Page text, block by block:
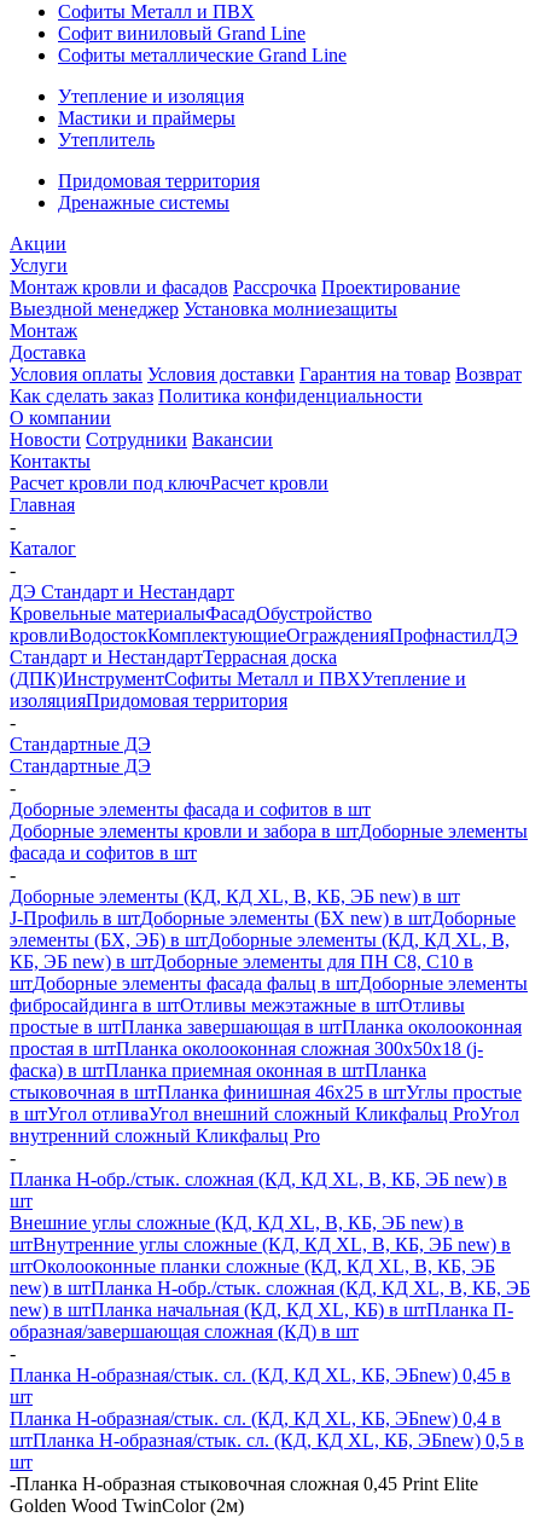
Софиты Металл и ПВХ
Софит виниловый Grand Line
Софиты металлические Grand Line
Утепление и изоляция
Мастики и праймеры
Утеплитель
Придомовая территория
Дренажные системы
Акции
Услуги
Монтаж кровли и фасадов Рассрочка Проектирование
Выездной менеджер Установка молниезащиты
Монтаж
Доставка
Условия оплаты Условия доставки Гарантия на товар Возврат
Как сделать заказ Политика конфиденциальности
О компании
Новости Сотрудники Вакансии
Контакты
Расчет кровли под ключРасчет кровли
Главная
-
Каталог
-
ДЭ Стандарт и Нестандарт
Кровельные материалыФасадОбустройство
кровлиВодостокКомплектующиеОгражденияПрофнастилДЭ
Стандарт и НестандартТеррасная доска
(ДПК)ИнструментСофиты Металл и ПВХУтепление и
изоляцияПридомовая территория
-
Стандартные ДЭ
Стандартные ДЭ
-
Доборные элементы фасада и софитов в шт
Доборные элементы кровли и забора в штДоборные элементы
фасада и софитов в шт
-
Доборные элементы (КД, КД XL, В, КБ, ЭБ new) в шт
J-Профиль в штДоборные элементы (БХ new) в штДоборные
элементы (БХ, ЭБ) в штДоборные элементы (КД, КД XL, В,
КБ, ЭБ new) в штДоборные элементы для ПН С8, С10 в
штДоборные элементы фасада фальц в штДоборные элементы
фибросайдинга в штОтливы межэтажные в штОтливы
простые в штПланка завершающая в штПланка околооконная
простая в штПланка околооконная сложная 300х50х18 (j-
фаска) в штПланка приемная оконная в штПланка
стыковочная в штПланка финишная 46х25 в штУглы простые
в штУгол отливаУгол внешний сложный Кликфальц ProУгол
внутренний сложный Кликфальц Pro
-
Планка H-обр./стык. сложная (КД, КД XL, В, КБ, ЭБ new) в
шт
Внешние углы сложные (КД, КД XL, В, КБ, ЭБ new) в
штВнутренние углы сложные (КД, КД XL, В, КБ, ЭБ new) в
штОколооконные планки сложные (КД, КД XL, В, КБ, ЭБ
new) в штПланка H-обр./стык. сложная (КД, КД XL, В, КБ, ЭБ
new) в штПланка начальная (КД, КД XL, КБ) в штПланка П-
образная/завершающая сложная (КД) в шт
-
Планка H-образная/стык. сл. (КД, КД XL, КБ, ЭБnew) 0,45 в
шт
Планка H-образная/стык. сл. (КД, КД XL, КБ, ЭБnew) 0,4 в
штПланка H-образная/стык. сл. (КД, КД XL, КБ, ЭБnew) 0,5 в
шт
-Планка Н-образная стыковочная сложная 0,45 Print Elite
Golden Wood TwinColor (2м)